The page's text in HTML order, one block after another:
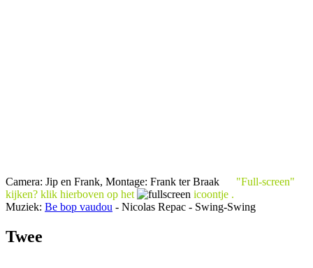
Camera: Jip en Frank, Montage: Frank ter Braak "Full-screen"
kijken? klik hierboven op het
icoontje .
Muziek: Be bop vaudou - Nicolas Repac - Swing-Swing
Twee